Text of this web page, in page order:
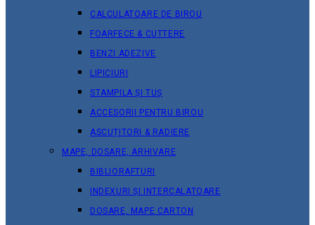
CALCULATOARE DE BIROU
FOARFECE & CUTTERE
BENZI ADEZIVE
LIPICIURI
STAMPILA ȘI TUȘ
ACCESORII PENTRU BIROU
ASCUȚITORI & RADIERE
MAPE, DOSARE, ARHIVARE
BIBLIORAFTURI
INDEXURI ȘI INTERCALATOARE
DOSARE, MAPE CARTON